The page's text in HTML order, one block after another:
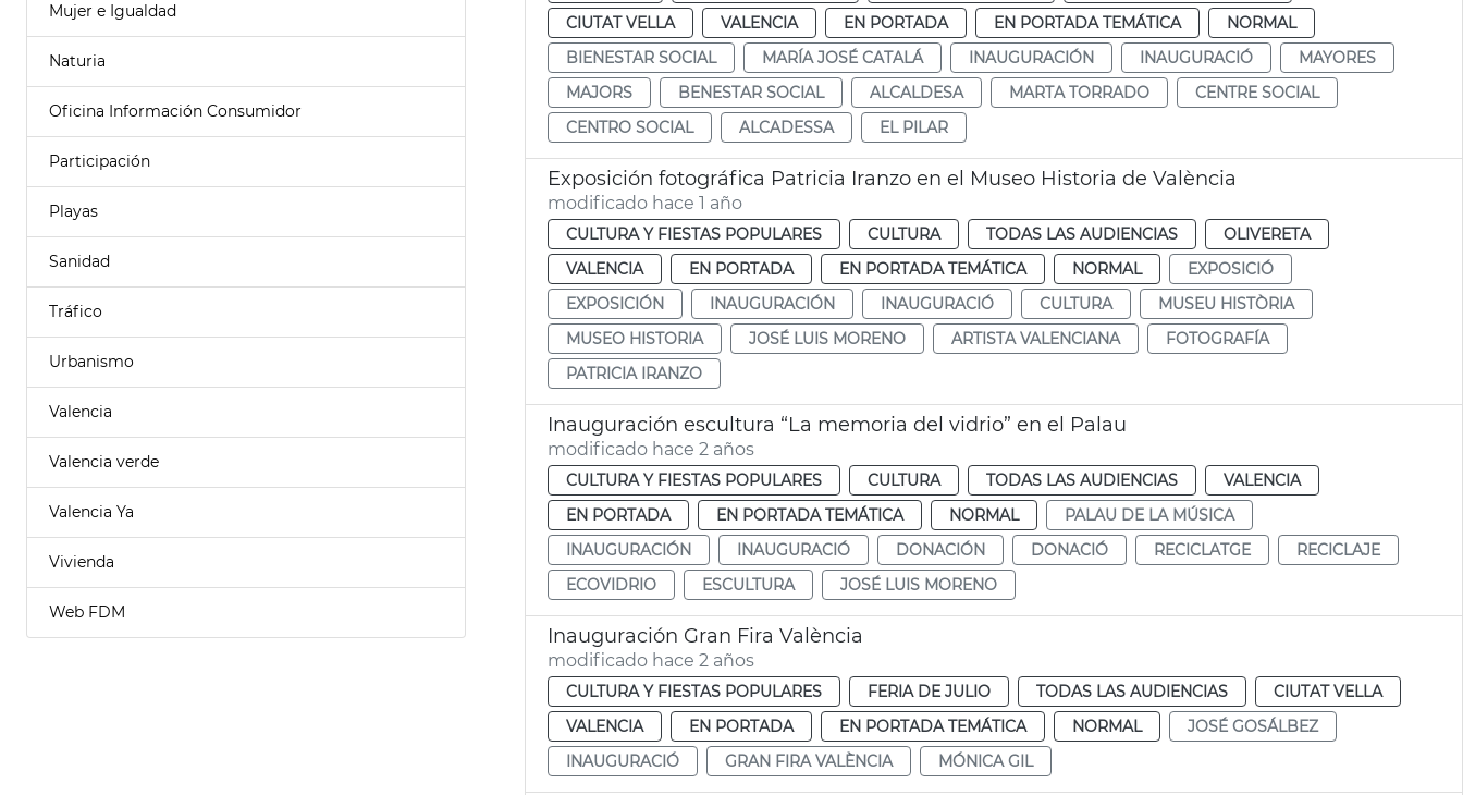
Mujer e Igualdad
Naturia
Oficina Información Consumidor
Participación
Playas
Sanidad
Tráfico
Urbanismo
Valencia
Valencia verde
Valencia Ya
Vivienda
Web FDM
CIUTAT VELLA
VALENCIA EN PORTADA EN PORTADA TEMÁTICA
NORMAL
BIENESTAR SOCIAL
MARÍA JOSÉ CATALÁ INAUGURACIÓN INAUGURACIÓ
MAYORES
MAJORS
BENESTAR SOCIAL ALCALDESA MARTA TORRADO
CENTRE SOCIAL
CENTRO SOCIAL
ALCADESSA EL PILAR
Exposición fotográfica Patricia Iranzo en el Museo Historia de València
modificado hace 1 año
CULTURA Y FIESTAS POPULARES CULTURA TODAS LAS AUDIENCIAS
OLIVERETA
VALENCIA
EN PORTADA EN PORTADA TEMÁTICA NORMAL
EXPOSICIÓ
EXPOSICIÓN
INAUGURACIÓN INAUGURACIÓ CULTURA
MUSEU HISTÒRIA
MUSEO HISTORIA
JOSÉ LUIS MORENO ARTISTA VALENCIANA
FOTOGRAFÍA
PATRICIA IRANZO
Inauguración escultura “La memoria del vidrio” en el Palau
modificado hace 2 años
CULTURA Y FIESTAS POPULARES CULTURA TODAS LAS AUDIENCIAS
VALENCIA
EN PORTADA
EN PORTADA TEMÁTICA NORMAL
PALAU DE LA MÚSICA
INAUGURACIÓN
INAUGURACIÓ DONACIÓN DONACIÓ RECICLATGE
RECICLAJE
ECOVIDRIO
ESCULTURA JOSÉ LUIS MORENO
Inauguración Gran Fira València
modificado hace 2 años
CULTURA Y FIESTAS POPULARES FERIA DE JULIO TODAS LAS AUDIENCIAS
CIUTAT VELLA
VALENCIA
EN PORTADA EN PORTADA TEMÁTICA NORMAL
JOSÉ GOSÁLBEZ
INAUGURACIÓ
GRAN FIRA VALÈNCIA MÓNICA GIL